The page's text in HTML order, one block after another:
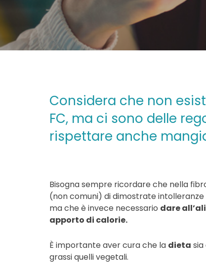
Considera che non
FC, ma ci sono delle
rispettare anche
Bisogna sempre ricordare che nella
(non comuni) di dimostrate
ma che è invece necessario dare
apporto di calorie.
È importante aver cura che la dieta
grassi quelli vegetali.